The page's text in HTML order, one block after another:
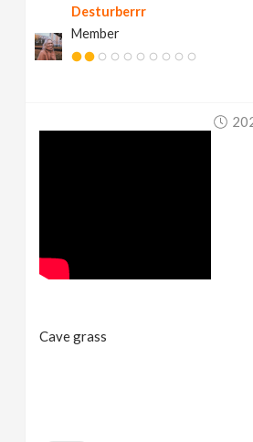
Desturberrr
Member
Cave grass